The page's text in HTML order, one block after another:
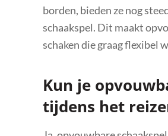
borden, bieden ze nog
schaakspel. Dit maakt
schaken die graag flexibel
Kun je
tijdens het